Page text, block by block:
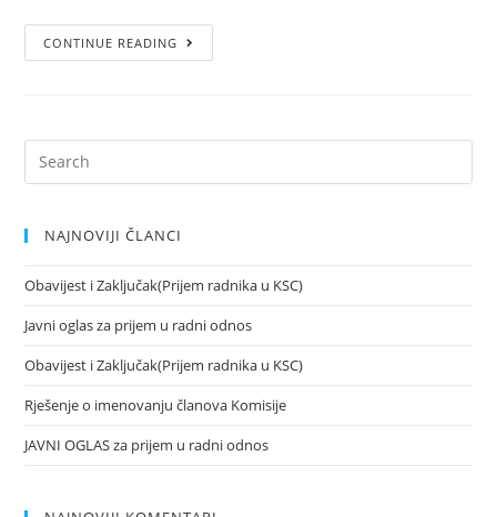
CONTINUE READING
NAJNOVIJI ČLANCI
Obavijest i Zaključak(Prijem radnika u KSC)
Javni oglas za prijem u radni odnos
Obavijest i Zaključak(Prijem radnika u KSC)
Rješenje o imenovanju članova Komisije
JAVNI OGLAS za prijem u radni odnos